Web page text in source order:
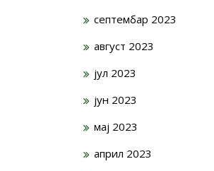
септембар 2023
август 2023
јул 2023
јун 2023
мај 2023
април 2023